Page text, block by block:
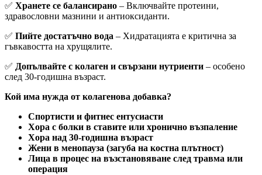
✅ Хранете се балансирано – Включвайте протеини,
здравословни мазнини и антиоксиданти.
✅ Пийте достатъчно вода – Хидратацията е критична за
гъвкавостта на хрущялите.
✅ Допълвайте с колаген и свързани нутриенти – особено
след 30-годишна възраст.
Кой има нужда от колагенова добавка?
Спортисти и фитнес ентусиасти
Хора с болки в ставите или хронично възпаление
Хора над 30-годишна възраст
Жени в менопауза (загуба на костна плътност)
Лица в процес на възстановяване след травма или
операция